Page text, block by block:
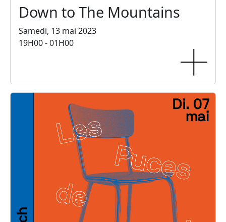
Down to The Mountains
Samedi, 13 mai 2023
19H00 - 01H00